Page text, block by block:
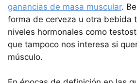
ganancias de masa muscular.
forma de cerveza u otra bebida
niveles hormonales como
que tampoco nos interesa si
músculo.